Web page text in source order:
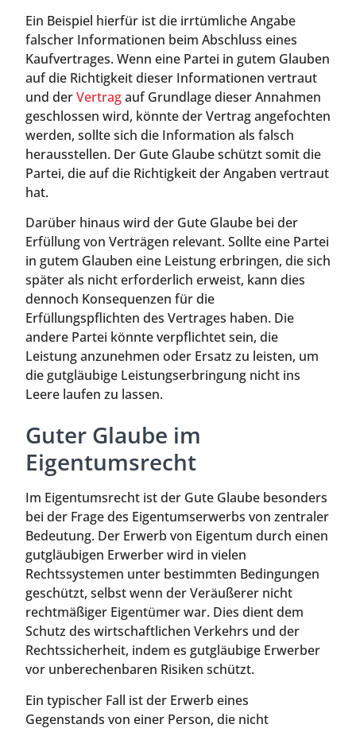
Ein Beispiel hierfür ist die irrtümliche Angabe
falscher Informationen beim Abschluss eines
Kaufvertrages. Wenn eine Partei in gutem Glauben
auf die Richtigkeit dieser Informationen vertraut
und derVertragauf Grundlage dieser Annahmen
geschlossen wird, könnte der Vertrag angefochten
werden, sollte sich die Information als falsch
herausstellen. Der Gute Glaube schützt somit die
Partei, die auf die Richtigkeit der Angaben vertraut
hat.
Darüber hinaus wird der Gute Glaube bei der
Erfüllung von Verträgen relevant. Sollte eine Partei
in gutem Glauben eine Leistung erbringen, die sich
später als nicht erforderlich erweist, kann dies
dennoch Konsequenzen für die
Erfüllungspflichten des Vertrages haben. Die
andere Partei könnte verpflichtet sein, die
Leistung anzunehmen oder Ersatz zu leisten, um
die gutgläubige Leistungserbringung nicht ins
Leere laufen zu lassen.
Guter Glaube im
Eigentumsrecht
Im Eigentumsrecht ist der Gute Glaube besonders
bei der Frage des Eigentumserwerbs von zentraler
Bedeutung. Der Erwerb von Eigentum durch einen
gutgläubigen Erwerber wird in vielen
Rechtssystemen unter bestimmten Bedingungen
geschützt, selbst wenn der Veräußerer nicht
rechtmäßiger Eigentümer war. Dies dient dem
Schutz des wirtschaftlichen Verkehrs und der
Rechtssicherheit, indem es gutgläubige Erwerber
vor unberechenbaren Risiken schützt.
Ein typischer Fall ist der Erwerb eines
Gegenstands von einer Person, die nicht